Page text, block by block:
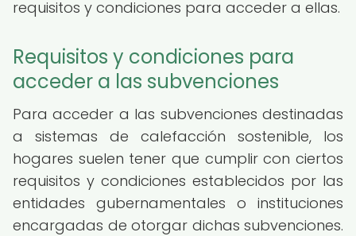
requisitos y condiciones para acceder a ellas.
Requisitos y condiciones para
acceder a las subvenciones
Para acceder a las subvenciones destinadas
a sistemas de calefacción sostenible, los
hogares suelen tener que cumplir con ciertos
requisitos y condiciones establecidos por las
entidades gubernamentales o instituciones
encargadas de otorgar dichas subvenciones.